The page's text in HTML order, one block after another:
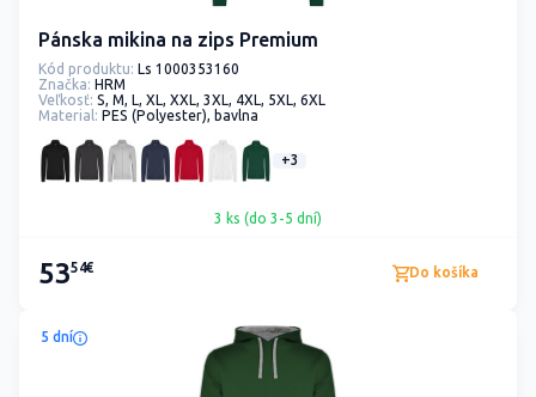
Pánska mikina na zips Premium
Kód produktu: Ls 1000353160
Značka: HRM
Veľkosť: S, M, L, XL, XXL, 3XL, 4XL, 5XL, 6XL
Material: PES (Polyester), bavlna
+3
3 ks (do 3-5 dní)
5354€ Do košíka
5 dní